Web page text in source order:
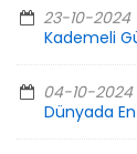
23-10-2024
Kademeli
04-10-2024
Dünyada